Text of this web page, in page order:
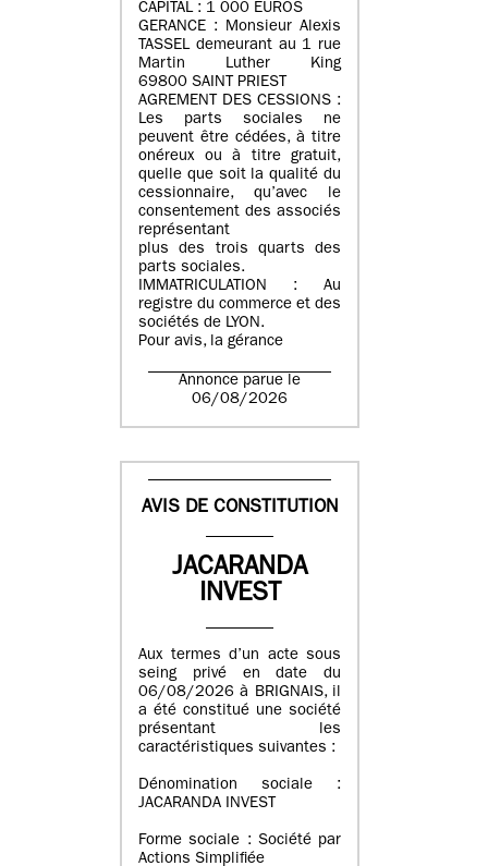
CAPITAL : 1 000 EUROS
GERANCE : Monsieur Alexis
TASSEL demeurant au 1 rue
Martin Luther King
69800 SAINT PRIEST
AGREMENT DES CESSIONS :
Les parts sociales ne
peuvent être cédées, à titre
onéreux ou à titre gratuit,
quelle que soit la qualité du
cessionnaire, qu’avec le
consentement des associés
représentant
plus des trois quarts des
parts sociales.
IMMATRICULATION : Au
registre du commerce et des
sociétés de LYON.
Pour avis, la gérance
Annonce parue le
06/08/2026
AVIS DE CONSTITUTION
JACARANDA
INVEST
Aux termes d’un acte sous
seing privé en date du
06/08/2026 à BRIGNAIS, il
a été constitué une société
présentant les
caractéristiques suivantes :
Dénomination sociale :
JACARANDA INVEST
Forme sociale : Société par
Actions Simplifiée